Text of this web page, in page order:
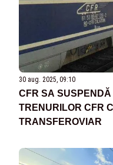
30 aug. 2025, 09:10
CFR SA
TRENURILOR CFR
TRANSFEROVIAR